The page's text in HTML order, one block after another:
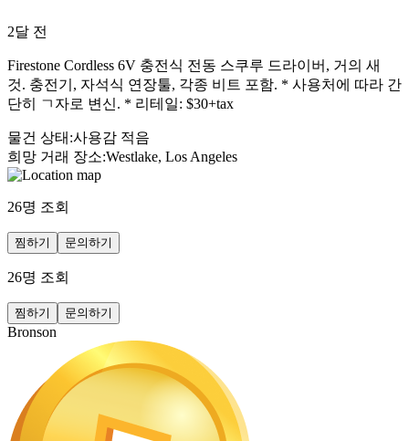
2달 전
Firestone Cordless 6V 충전식 전동 스쿠루 드라이버, 거의 새
것. 충전기, 자석식 연장툴, 각종 비트 포함. * 사용처에 따라 간
단히 ㄱ자로 변신. * 리테일: $30+tax
물건 상태 :사용감 적음
희망 거래 장소:Westlake, Los Angeles
26명 조회
찜하기 문의하기
26명 조회
찜하기 문의하기
Bronson